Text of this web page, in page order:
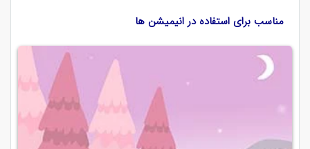
مناسب برای استفاده در انیمیشن ها